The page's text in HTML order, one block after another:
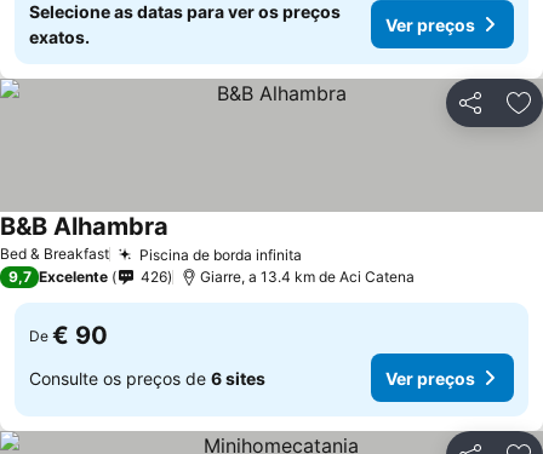
Selecione as datas para ver os preços
exatos.
Ver preços
Partilhar
Bed & Breakfast Piscina de borda infinita
B&B Alhambra
9,7 Excelente 426 Giarre, a 13.4 km de Aci Catena
De € 90
Consulte os preços de 6 sites Ver preços